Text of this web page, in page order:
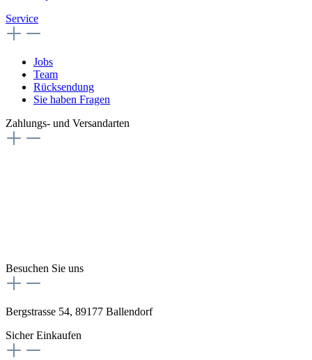
Service
Jobs
Team
Rücksendung
Sie haben Fragen
Zahlungs- und Versandarten
Besuchen Sie uns
Bergstrasse 54, 89177 Ballendorf
Sicher Einkaufen